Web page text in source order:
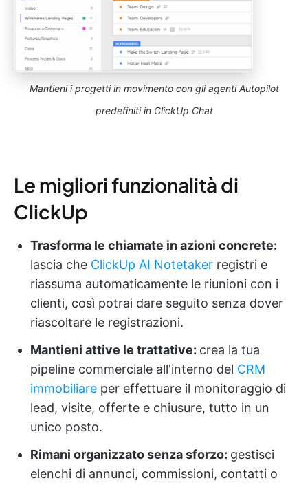
Mantieni i progetti in movimento con gli agenti Autopilot
predefiniti in ClickUp Chat
Le migliori funzionalità di
ClickUp
Trasforma le chiamate in azioni concrete:
lascia che ClickUp AI Notetaker registri e
riassuma automaticamente le riunioni con i
clienti, così potrai dare seguito senza dover
riascoltare le registrazioni.
Mantieni attive le trattative: crea la tua
pipeline commerciale all'interno del CRM
immobiliare per effettuare il monitoraggio di
lead, visite, offerte e chiusure, tutto in un
unico posto.
Rimani organizzato senza sforzo: gestisci
elenchi di annunci, commissioni, contatti o